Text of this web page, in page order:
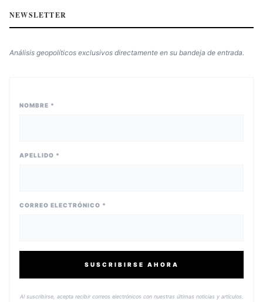
NEWSLETTER
Análisis geopolíticos exclusivos directamente en su bandeja de entrada.
NOMBRE *
APELLIDO *
CORREO ELECTRÓNICO *
SUSCRIBIRSE AHORA
Al suscribirse, acepta recibir correos electrónicos con nuestras últimas noticias y artículos.